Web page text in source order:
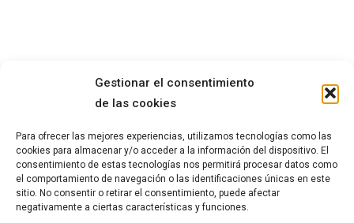
Gestionar el consentimiento
de las cookies
Para ofrecer las mejores experiencias, utilizamos tecnologías como las
cookies para almacenar y/o acceder a la información del dispositivo. El
consentimiento de estas tecnologías nos permitirá procesar datos como
el comportamiento de navegación o las identificaciones únicas en este
sitio. No consentir o retirar el consentimiento, puede afectar
negativamente a ciertas características y funciones.